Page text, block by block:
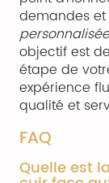
demandes
personnalisée
objectif est
étape de
expérience
qualité et
FAQ
Quelle est